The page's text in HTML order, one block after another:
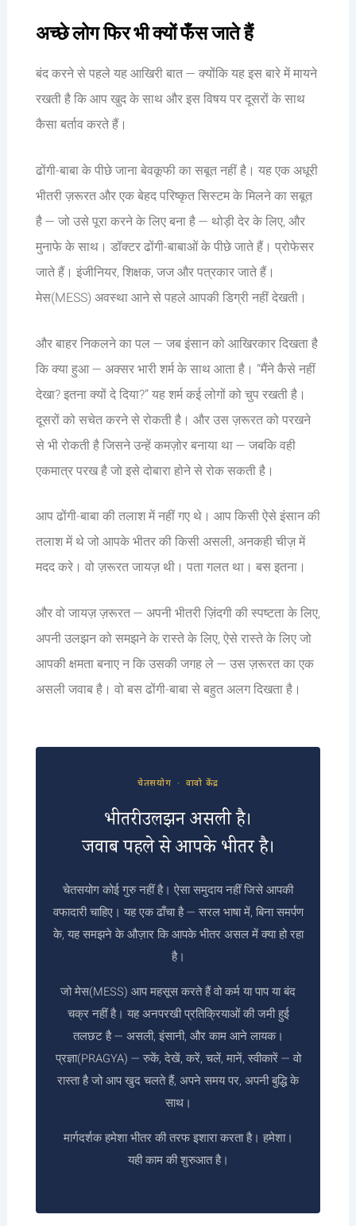
अच्छे लोग फिर भी क्यों फँस जाते हैं
बंद करने से पहले यह आखिरी बात — क्योंकि यह इस बारे में मायने
रखती है कि आप खुद के साथ और इस विषय पर दूसरों के साथ
कैसा बर्ताव करते हैं।
ढोंगी-बाबा के पीछे जाना बेवकूफी का सबूत नहीं है। यह एक अधूरी
भीतरी ज़रूरत और एक बेहद परिष्कृत सिस्टम के मिलने का सबूत
है — जो उसे पूरा करने के लिए बना है — थोड़ी देर के लिए, और
मुनाफे के साथ। डॉक्टर ढोंगी-बाबाओं के पीछे जाते हैं। प्रोफेसर
जाते हैं। इंजीनियर, शिक्षक, जज और पत्रकार जाते हैं।
मेस(MESS) अवस्था आने से पहले आपकी डिग्री नहीं देखती।
और बाहर निकलने का पल — जब इंसान को आखिरकार दिखता है
कि क्या हुआ — अक्सर भारी शर्म के साथ आता है। “मैंने कैसे नहीं
देखा? इतना क्यों दे दिया?” यह शर्म कई लोगों को चुप रखती है।
दूसरों को सचेत करने से रोकती है। और उस ज़रूरत को परखने
से भी रोकती है जिसने उन्हें कमज़ोर बनाया था — जबकि वही
एकमात्र परख है जो इसे दोबारा होने से रोक सकती है।
आप ढोंगी-बाबा की तलाश में नहीं गए थे। आप किसी ऐसे इंसान की
तलाश में थे जो आपके भीतर की किसी असली, अनकही चीज़ में
मदद करे। वो ज़रूरत जायज़ थी। पता गलत था। बस इतना।
और वो जायज़ ज़रूरत — अपनी भीतरी ज़िंदगी की स्पष्टता के लिए,
अपनी उलझन को समझने के रास्ते के लिए, ऐसे रास्ते के लिए जो
आपकी क्षमता बनाए न कि उसकी जगह ले — उस ज़रूरत का एक
असली जवाब है। वो बस ढोंगी-बाबा से बहुत अलग दिखता है।
चेतसयोग · वावो केंद्र
भीतरी उलझन असली है।
जवाब पहले से आपके भीतर है।
चेतसयोग कोई गुरु नहीं है। ऐसा समुदाय नहीं जिसे आपकी
वफादारी चाहिए। यह एक ढाँचा है — सरल भाषा में, बिना समर्पण
के, यह समझने के औज़ार कि आपके भीतर असल में क्या हो रहा
है।
जो मेस(MESS) आप महसूस करते हैं वो कर्म या पाप या बंद
चक्र नहीं है। यह अनपरखी प्रतिक्रियाओं की जमी हुई
तलछट है — असली, इंसानी, और काम आने लायक।
प्रज्ञा(PRAGYA) — रुकें, देखें, करें, चलें, मानें, स्वीकारें — वो
रास्ता है जो आप खुद चलते हैं, अपने समय पर, अपनी बुद्धि के
साथ।
मार्गदर्शक हमेशा भीतर की तरफ इशारा करता है। हमेशा।
यही काम की शुरुआत है।